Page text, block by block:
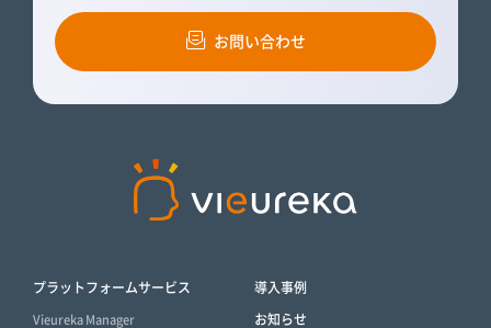
お問い合わせ
プラットフォームサービス
Vieureka Manager
導入事例
お知らせ